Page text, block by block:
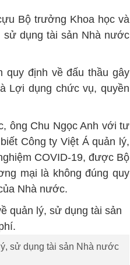
Bộ trưởng Khoa học và
sử dụng tài sản Nhà nước
quy định về đấu thầu gây
Lợi dụng chức vụ, quyền
ông Chu Ngọc Anh với tư
Công ty Việt Á quản lý,
COVID-19, được Bộ
mại là không đúng quy
Nhà nước.
sử dụng tài sản Nhà nước